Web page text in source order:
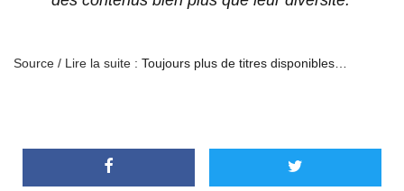
Source / Lire la suite : Toujours plus de titres disponibles…